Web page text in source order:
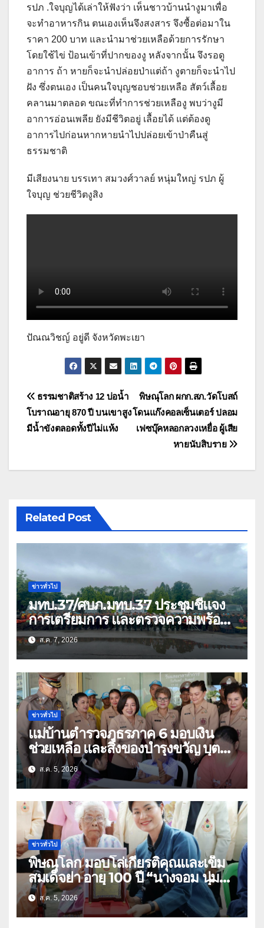
รปภ .ใจบุญได้เล่าให้ฟังว่า เห็นชาวบ้านนำงูมาเพื่อ
จะทำอาหารกิน ตนเองเห็นจึงสงสาร จึงซื้อต่อมาใน
ราคา 200 บาท และนำมาช่วยเหลือด้วยการรักษา
โดยใช้ไข่ ป้อนเข้าที่ปากของงู หลังจากนั้น จึงรอดู
อาการ ถ้า หายก็จะนำปล่อยป่าแต่ถ้า งูตายก็จะนำไป
ฝัง ซึ่งตนเอง เป็นคนใจบุญชอบช่วยเหลือ สัตว์เลื้อย
คลานมาตลอด ขณะที่ทำการช่วยเหลืองู พบว่างูมี
อาการอ่อนเพลีย ยังมีชีวิตอยู่ เลื้อยได้ แต่ต้องดู
อาการไปก่อนหากหายนำไปปล่อยเข้าป่าคืนสู่
ธรรมชาติ
มีเสียงนาย บรรเทา สมวงศ์วาลย์ หนุ่มใหญ่ รปภ ผู้
ใจบุญ ช่วยชีวิตงูสิง
ปัณณวิชญ์ อยู่ดี จังหวัดพะเยา
แนะแนว
เรื่อง
พิษณุโลก ผกก.สภ.วัดโบสถ์
โดนแก๊งคอลเซ็นเตอร์ ปลอม
เฟซบุ๊คหลอกลวงเหยื่อ ผู้เสีย
หายนับสิบราย
ธรรมชาติสร้าง 12 บ่อน้ำ
โบราณอายุ 870 ปี บนเขาสูง
มีน้ำขังตลอดทั้งปีไม่แห้ง
Related Post
ข่าวทั่วไป
มทบ.37/ศบภ.มทบ.37 ประชุมชี้แจง
การเตรียมการ และตรวจความพร้อม
ด้านการบรรเทาสาธารณภัย
ส.ค. 7, 2026
ข่าวทั่วไป
แม่บ้านตำรวจภูธรภาค 6 มอบเงิน
ช่วยเหลือ และสิ่งของบำรุงขวัญ บุตร-
ธิดา ข้าราชการตำรวจจังหวัด
อุทัยธานี
ส.ค. 5, 2026
ข่าวทั่วไป
พิษณุโลก มอบโล่เกียรติคุณและเข็ม
สมเด็จย่า อายุ 100 ปี “นางจอม นุ่ม
เนตร” ตำบลบ้านกร่าง อำเภอเมือง
ส.ค. 5, 2026